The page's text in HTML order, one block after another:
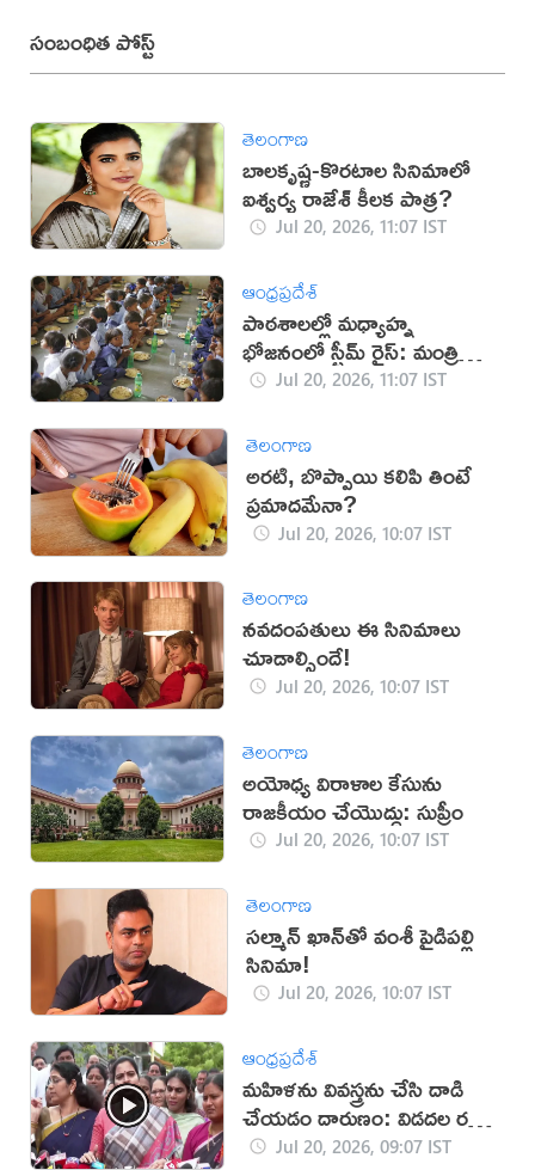
సంబంధిత పోస్ట్
తెలంగాణ
బాలకృష్ణ-కొరటాల సినిమాలో
ఐశ్వర్య రాజేశ్ కీలక పాత్ర?
Jul 20, 2026, 11:07 IST
ఆంధ్రప్రదేశ్
పాఠశాలల్లో మధ్యాహ్న
భోజనంలో స్టీమ్ రైస్: మంత్రి
నాదెండ్లJul 20, 2026, 11:07 IST
తెలంగాణ
అరటి, బొప్పాయి కలిపి తింటే
ప్రమాదమేనా?
Jul 20, 2026, 10:07 IST
తెలంగాణ
నవదంపతులు ఈ సినిమాలు
చూడాల్సిందే!
Jul 20, 2026, 10:07 IST
తెలంగాణ
అయోధ్య విరాళాల కేసును
రాజకీయం చేయొద్దు: సుప్రీం
Jul 20, 2026, 10:07 IST
తెలంగాణ
సల్మాన్ ఖాన్‌తో వంశీ పైడిపల్లి
సినిమా!
Jul 20, 2026, 10:07 IST
ఆంధ్రప్రదేశ్
మహిళను వివస్త్రను చేసి దాడి
చేయడం దారుణం: విడదల రజిని
(వీడియో)
Jul 20, 2026, 09:07 IST